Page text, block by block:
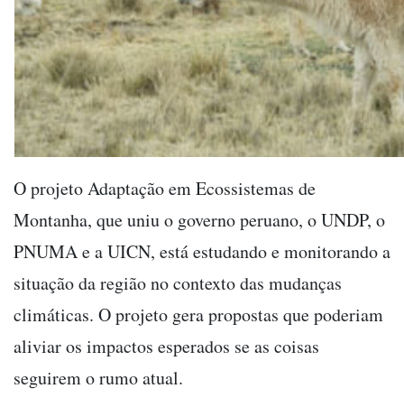
O projeto Adaptação em Ecossistemas de
Montanha, que uniu o governo peruano, o UNDP, o
PNUMA e a UICN, está estudando e monitorando a
situação da região no contexto das mudanças
climáticas. O projeto gera propostas que poderiam
aliviar os impactos esperados se as coisas
seguirem o rumo atual.